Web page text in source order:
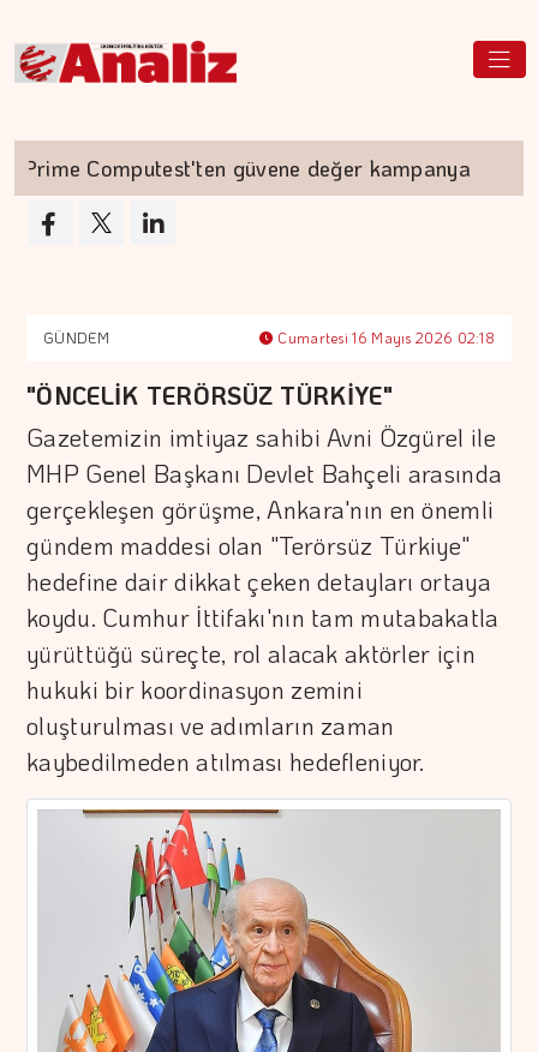
Computest'ten güvene değer kampanya
GÜNDEM Cumartesi 16 Mayıs 2026 02:18
"ÖNCELİK TERÖRSÜZ TÜRKİYE"
Gazetemizin imtiyaz sahibi Avni Özgürel ile
MHP Genel Başkanı Devlet Bahçeli arasında
gerçekleşen görüşme, Ankara'nın en önemli
gündem maddesi olan "Terörsüz Türkiye"
hedefine dair dikkat çeken detayları ortaya
koydu. Cumhur İttifakı'nın tam mutabakatla
yürüttüğü süreçte, rol alacak aktörler için
hukuki bir koordinasyon zemini
oluşturulması ve adımların zaman
kaybedilmeden atılması hedefleniyor.